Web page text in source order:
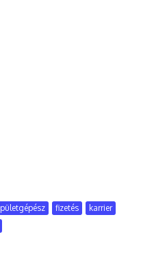
fizetés
karrier